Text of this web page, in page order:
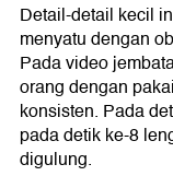
Detail-detail kecil
menyatu dengan
Pada video
orang dengan
konsisten. Pada
pada detik ke-8
digulung.